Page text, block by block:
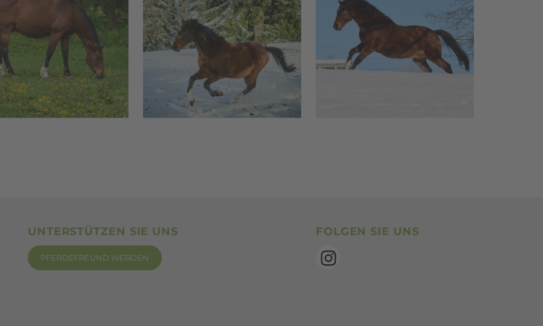
UNTERSTÜTZEN SIE UNS
PFERDEFREUND WERDEN
SocialBookmarks
FOLGEN SIE UNS